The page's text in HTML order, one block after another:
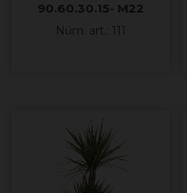
90.60.30.15- M22
150cm
Núm. art.: 111